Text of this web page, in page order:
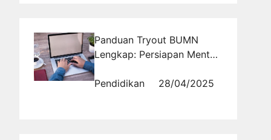
Panduan Tryout BUMN
Lengkap: Persiapan Mental
Pendidikan
28/04/2025